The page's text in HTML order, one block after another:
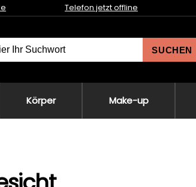
Telefon jetzt offline
SUCHEN
Körper Make-up